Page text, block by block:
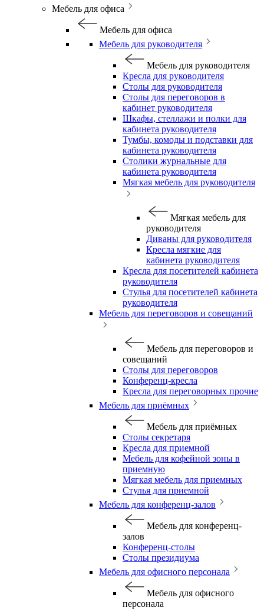
Мебель для офиса
Мебель для офиса
Мебель для руководителя
Мебель для руководителя
Кресла для руководителя
Столы для руководителя
Столы для переговоров в
кабинет руководителя
Шкафы, стеллажи и полки для
кабинета руководителя
Тумбы, комоды и подставки для
кабинета руководителя
Столики журнальные для
кабинета руководителя
Мягкая мебель для руководителя
Мягкая мебель для
руководителя
Диваны для руководителя
Кресла мягкие для
кабинета руководителя
Кресла для посетителей кабинета
руководителя
Стулья для посетителей кабинета
руководителя
Мебель для переговоров и совещаний
Мебель для переговоров и
совещаний
Столы для переговоров
Конференц-кресла
Кресла для переговорных прочие
Мебель для приёмных
Мебель для приёмных
Столы секретаря
Кресла для приемной
Мебель для кофейной зоны в
приемную
Мягкая мебель для приемных
Стулья для приемной
Мебель для конференц-залов
Мебель для конференц-
залов
Конференц-столы
Столы президиума
Мебель для офисного персонала
Мебель для офисного
персонала